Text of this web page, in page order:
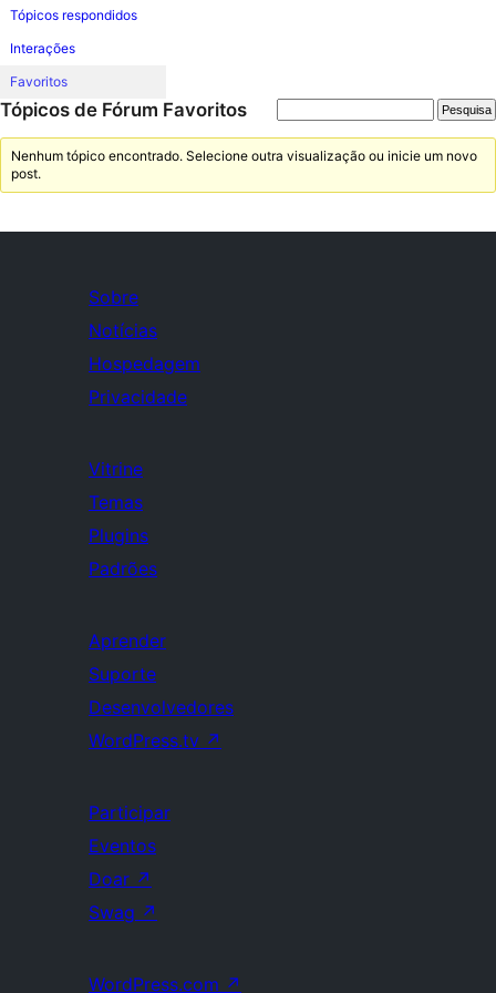
Tópicos respondidos
Interações
Favoritos
Tópicos de Fórum Favoritos
Nenhum tópico encontrado. Selecione outra visualização ou inicie um novo
post.
Sobre
Notícias
Hospedagem
Privacidade
Vitrine
Temas
Plugins
Padrões
Aprender
Suporte
Desenvolvedores
WordPress.tv ↗
Participar
Eventos
Doar ↗
Swag ↗
WordPress.com ↗